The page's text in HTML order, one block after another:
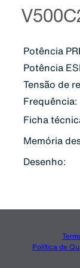
Potência
Potência
Tensão de
Frequência:
Ficha
Memória
Desenho:
Política de